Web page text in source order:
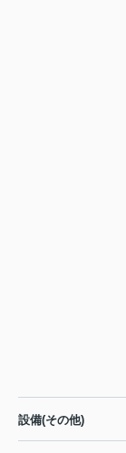
設備(その他)